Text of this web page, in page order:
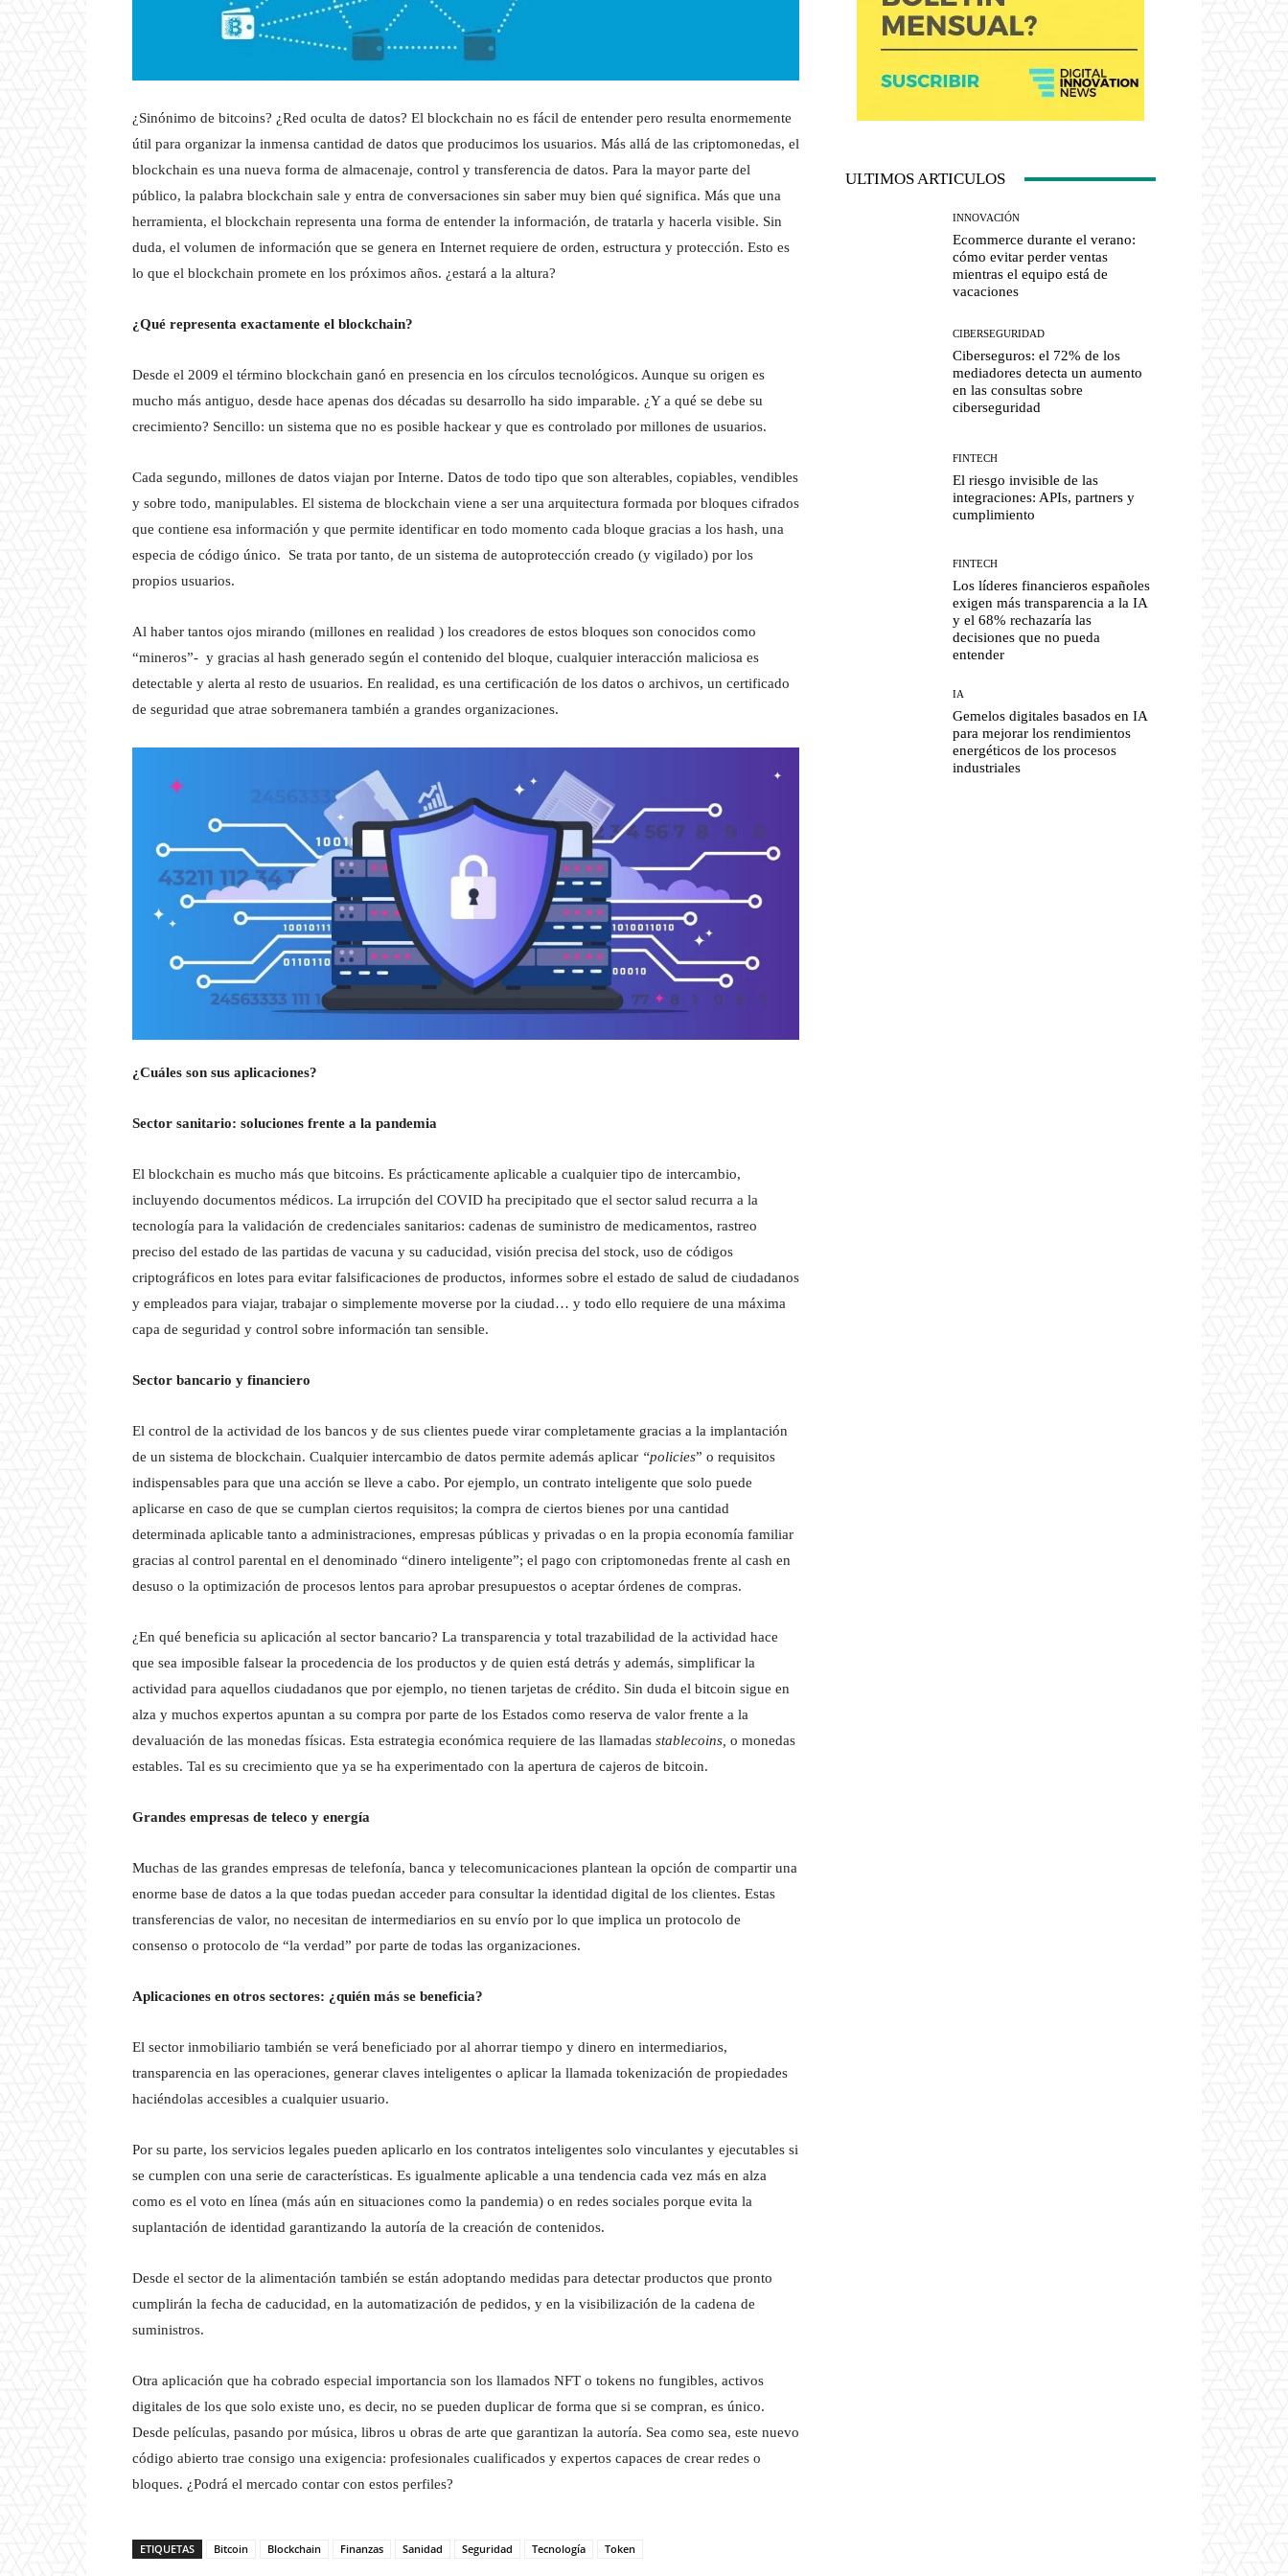
¿Sinónimo de bitcoins? ¿Red oculta de datos? El blockchain no es fácil de entender pero resulta enormemente
útil para organizar la inmensa cantidad de datos que producimos los usuarios. Más allá de las criptomonedas, el
blockchain es una nueva forma de almacenaje, control y transferencia de datos. Para la mayor parte del
público, la palabra blockchain sale y entra de conversaciones sin saber muy bien qué significa. Más que una
herramienta, el blockchain representa una forma de entender la información, de tratarla y hacerla visible. Sin
duda, el volumen de información que se genera en Internet requiere de orden, estructura y protección. Esto es
lo que el blockchain promete en los próximos años. ¿estará a la altura?
¿Qué representa exactamente el blockchain?
Desde el 2009 el término blockchain ganó en presencia en los círculos tecnológicos. Aunque su origen es
mucho más antiguo, desde hace apenas dos décadas su desarrollo ha sido imparable. ¿Y a qué se debe su
crecimiento? Sencillo: un sistema que no es posible hackear y que es controlado por millones de usuarios.
Cada segundo, millones de datos viajan por Interne. Datos de todo tipo que son alterables, copiables, vendibles
y sobre todo, manipulables. El sistema de blockchain viene a ser una arquitectura formada por bloques cifrados
que contiene esa información y que permite identificar en todo momento cada bloque gracias a los hash, una
especia de código único. Se trata por tanto, de un sistema de autoprotección creado (y vigilado) por los
propios usuarios.
Al haber tantos ojos mirando (millones en realidad ) los creadores de estos bloques son conocidos como
“mineros”- y gracias al hash generado según el contenido del bloque, cualquier interacción maliciosa es
detectable y alerta al resto de usuarios. En realidad, es una certificación de los datos o archivos, un certificado
de seguridad que atrae sobremanera también a grandes organizaciones.
¿Cuáles son sus aplicaciones?
Sector sanitario: soluciones frente a la pandemia
El blockchain es mucho más que bitcoins. Es prácticamente aplicable a cualquier tipo de intercambio,
incluyendo documentos médicos. La irrupción del COVID ha precipitado que el sector salud recurra a la
tecnología para la validación de credenciales sanitarios: cadenas de suministro de medicamentos, rastreo
preciso del estado de las partidas de vacuna y su caducidad, visión precisa del stock, uso de códigos
criptográficos en lotes para evitar falsificaciones de productos, informes sobre el estado de salud de ciudadanos
y empleados para viajar, trabajar o simplemente moverse por la ciudad… y todo ello requiere de una máxima
capa de seguridad y control sobre información tan sensible.
Sector bancario y financiero
El control de la actividad de los bancos y de sus clientes puede virar completamente gracias a la implantación
de un sistema de blockchain. Cualquier intercambio de datos permite además aplicar “policies” o requisitos
indispensables para que una acción se lleve a cabo. Por ejemplo, un contrato inteligente que solo puede
aplicarse en caso de que se cumplan ciertos requisitos; la compra de ciertos bienes por una cantidad
determinada aplicable tanto a administraciones, empresas públicas y privadas o en la propia economía familiar
gracias al control parental en el denominado “dinero inteligente”; el pago con criptomonedas frente al cash en
desuso o la optimización de procesos lentos para aprobar presupuestos o aceptar órdenes de compras.
¿En qué beneficia su aplicación al sector bancario? La transparencia y total trazabilidad de la actividad hace
que sea imposible falsear la procedencia de los productos y de quien está detrás y además, simplificar la
actividad para aquellos ciudadanos que por ejemplo, no tienen tarjetas de crédito. Sin duda el bitcoin sigue en
alza y muchos expertos apuntan a su compra por parte de los Estados como reserva de valor frente a la
devaluación de las monedas físicas. Esta estrategia económica requiere de las llamadas stablecoins, o monedas
estables. Tal es su crecimiento que ya se ha experimentado con la apertura de cajeros de bitcoin.
Grandes empresas de teleco y energía
Muchas de las grandes empresas de telefonía, banca y telecomunicaciones plantean la opción de compartir una
enorme base de datos a la que todas puedan acceder para consultar la identidad digital de los clientes. Estas
transferencias de valor, no necesitan de intermediarios en su envío por lo que implica un protocolo de
consenso o protocolo de “la verdad” por parte de todas las organizaciones.
Aplicaciones en otros sectores: ¿quién más se beneficia?
El sector inmobiliario también se verá beneficiado por al ahorrar tiempo y dinero en intermediarios,
transparencia en las operaciones, generar claves inteligentes o aplicar la llamada tokenización de propiedades
haciéndolas accesibles a cualquier usuario.
Por su parte, los servicios legales pueden aplicarlo en los contratos inteligentes solo vinculantes y ejecutables si
se cumplen con una serie de características. Es igualmente aplicable a una tendencia cada vez más en alza
como es el voto en línea (más aún en situaciones como la pandemia) o en redes sociales porque evita la
suplantación de identidad garantizando la autoría de la creación de contenidos.
Desde el sector de la alimentación también se están adoptando medidas para detectar productos que pronto
cumplirán la fecha de caducidad, en la automatización de pedidos, y en la visibilización de la cadena de
suministros.
Otra aplicación que ha cobrado especial importancia son los llamados NFT o tokens no fungibles, activos
digitales de los que solo existe uno, es decir, no se pueden duplicar de forma que si se compran, es único.
Desde películas, pasando por música, libros u obras de arte que garantizan la autoría. Sea como sea, este nuevo
código abierto trae consigo una exigencia: profesionales cualificados y expertos capaces de crear redes o
bloques. ¿Podrá el mercado contar con estos perfiles?
ETIQUETAS Bitcoin Blockchain Finanzas Sanidad Seguridad Tecnología Token
ULTIMOS ARTICULOS
INNOVACIÓN
Ecommerce durante el verano:
cómo evitar perder ventas
mientras el equipo está de
vacaciones
CIBERSEGURIDAD
Ciberseguros: el 72% de los
mediadores detecta un aumento
en las consultas sobre
ciberseguridad
FINTECH
El riesgo invisible de las
integraciones: APIs, partners y
cumplimiento
FINTECH
Los líderes financieros españoles
exigen más transparencia a la IA
y el 68% rechazaría las
decisiones que no pueda
entender
IA
Gemelos digitales basados en IA
para mejorar los rendimientos
energéticos de los procesos
industriales